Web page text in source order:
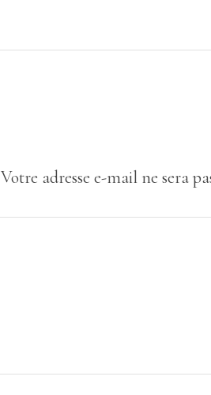
Votre adresse e-mail ne sera